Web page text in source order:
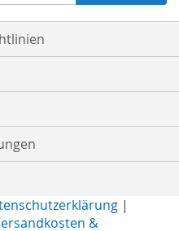
|
&